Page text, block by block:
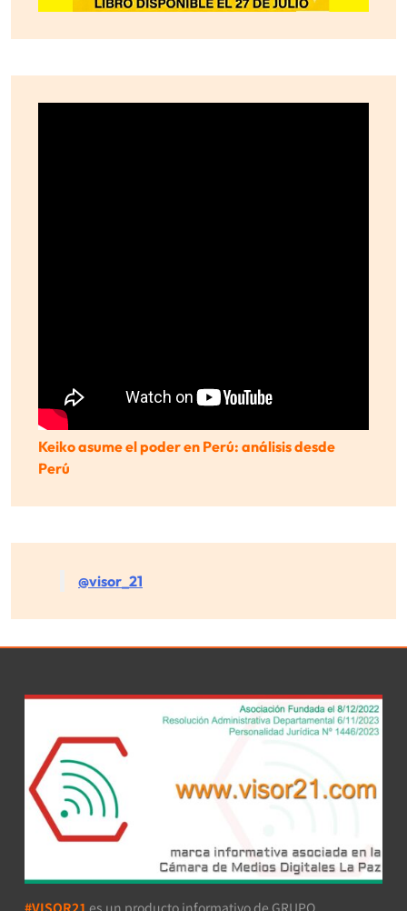
Keiko asume el poder en Perú: análisis desde
Perú
@visor_21
#VISOR21 es un producto informativo de GRUPO